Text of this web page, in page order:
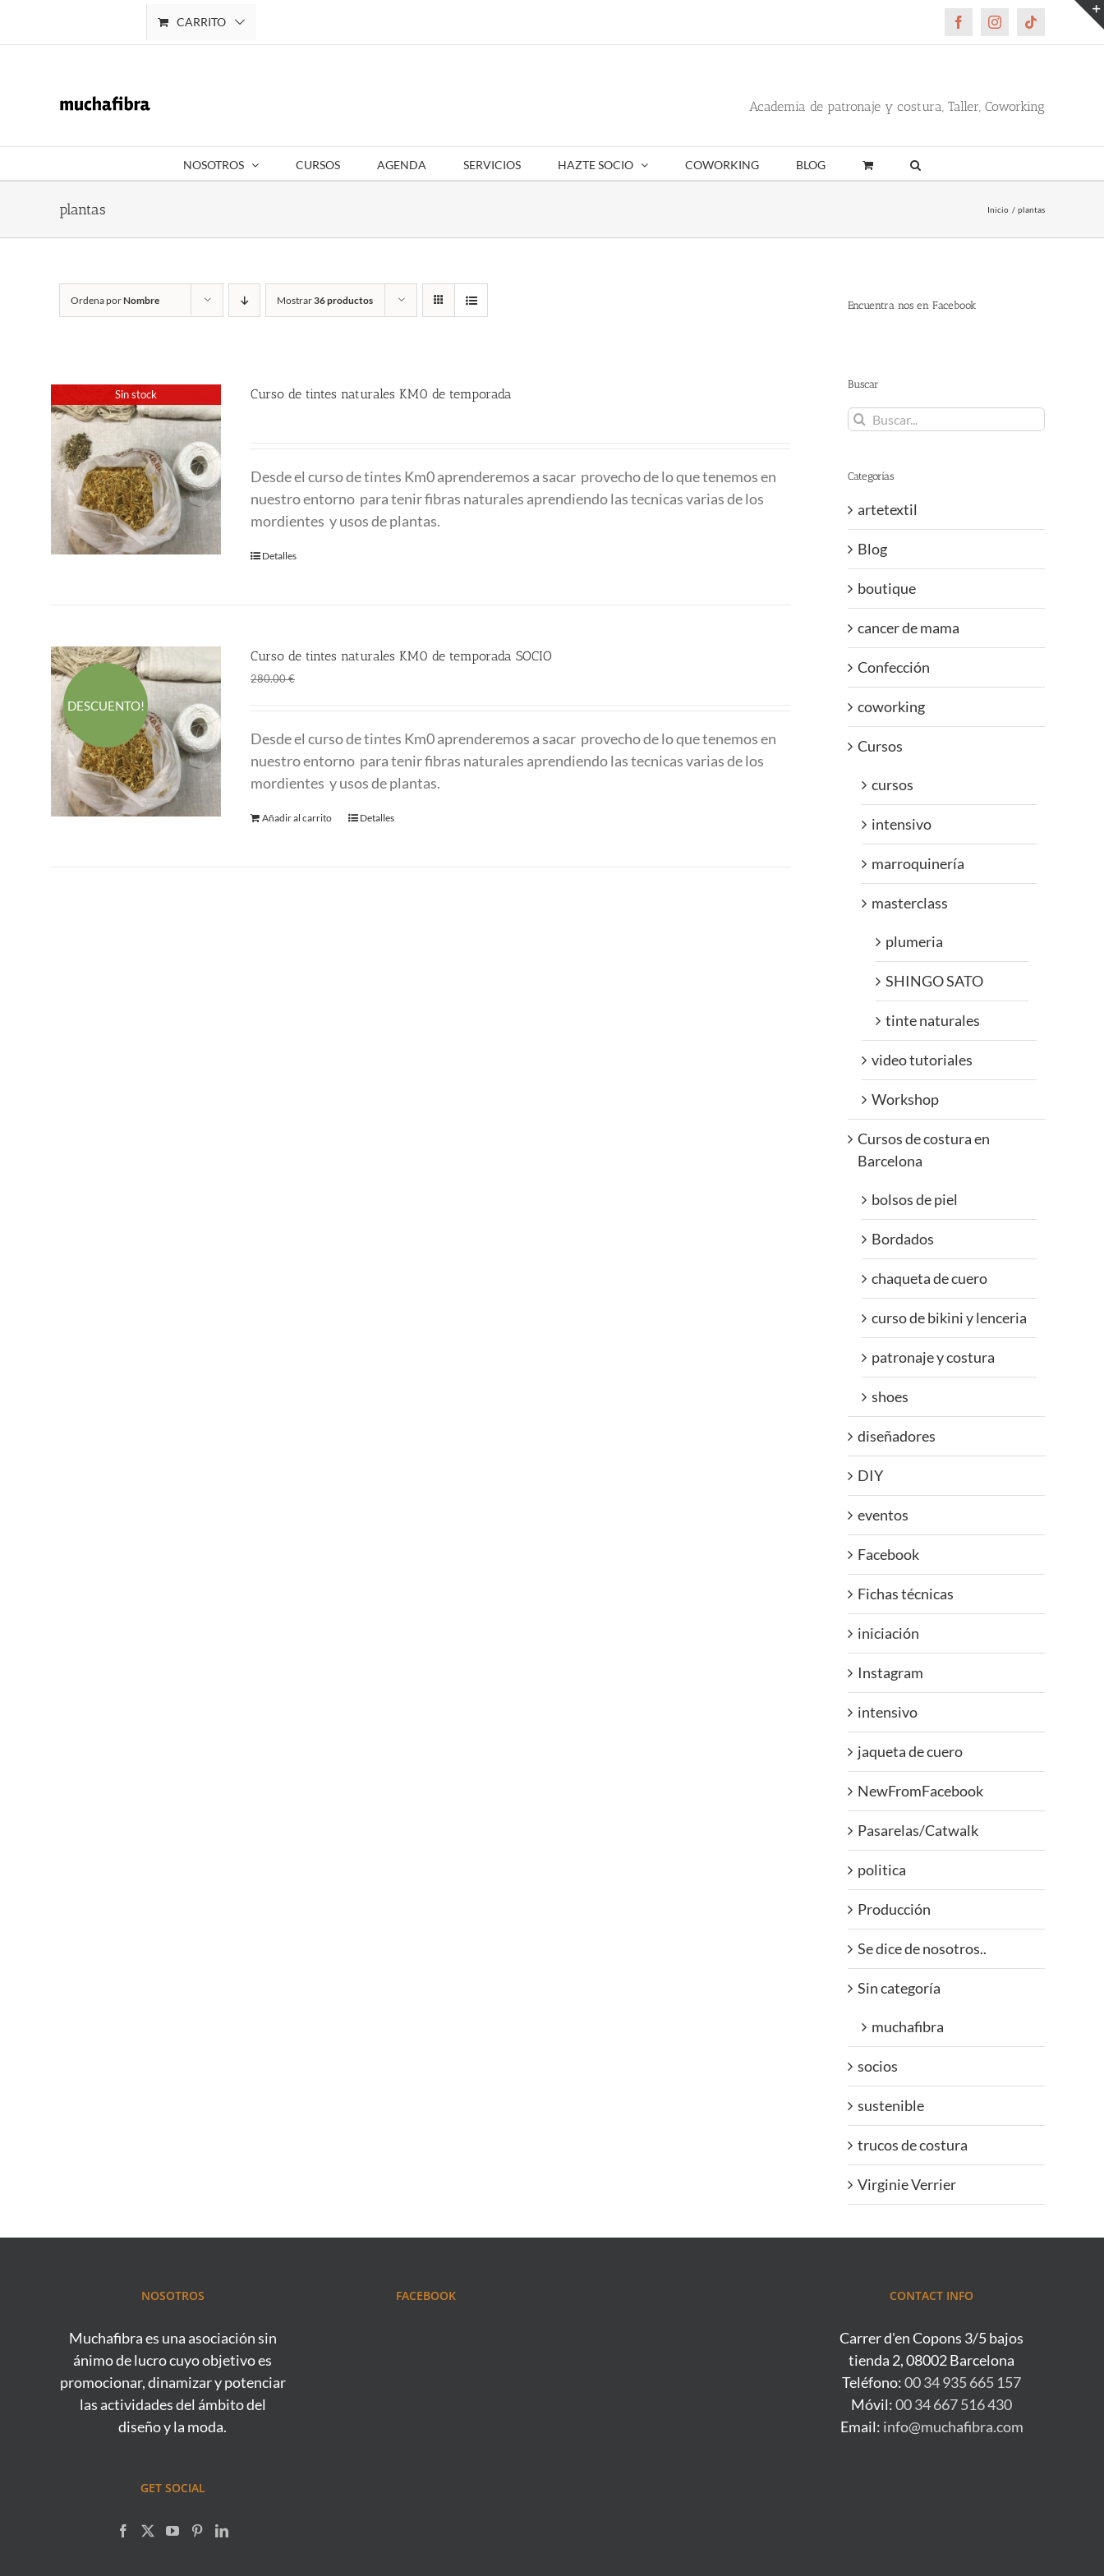
CARRITO FacebookInstagramTiktok
Academia de patronaje y costura, Taller, Coworking
NOSOTROS CURSOS AGENDA SERVICIOS HAZTE SOCIO COWORKING BLOG
plantas Inicio plantas
Ordena porNombre Mostrar36 productos
Sin stock Curso de tintes naturales KM0 de temporada
Desde el curso de tintes Km0 aprenderemos a sacar provecho de lo que tenemos en
nuestro entorno para tenir fibras naturales aprendiendo las tecnicas varias de los
mordientes y usos de plantas.
Detalles
DESCUENTO!
Curso de tintes naturales KM0 de temporada SOCIO
280.00€
era:
280.00 €.
es:
190.00 €.
Desde el curso de tintes Km0 aprenderemos a sacar provecho de lo que tenemos en
nuestro entorno para tenir fibras naturales aprendiendo las tecnicas varias de los
mordientes y usos de plantas.
Añadir al carrito Detalles
Encuentra nos en Facebook
Buscar
Buscar:
Categorías
artetextil
Blog
boutique
cancer de mama
Confección
coworking
Cursos
cursos
intensivo
marroquinería
masterclass
plumeria
SHINGO SATO
tinte naturales
video tutoriales
Workshop
Cursos de costura en
Barcelona
bolsos de piel
Bordados
chaqueta de cuero
curso de bikini y lenceria
patronaje y costura
shoes
diseñadores
DIY
eventos
Facebook
Fichas técnicas
iniciación
Instagram
intensivo
jaqueta de cuero
NewFromFacebook
Pasarelas/Catwalk
politica
Producción
Se dice de nosotros..
Sin categoría
muchafibra
socios
sustenible
trucos de costura
Virginie Verrier
NOSOTROS
Muchafibra es una asociación sin
ánimo de lucro cuyo objetivo es
promocionar, dinamizar y potenciar
las actividades del ámbito del
diseño y la moda.
GET SOCIAL
FACEBOOK CONTACT INFO
Carrer d'en Copons 3/5 bajos
tienda 2, 08002 Barcelona
Teléfono:00 34 935 665 157
Móvil:00 34 667 516 430
Email: info@muchafibra.com